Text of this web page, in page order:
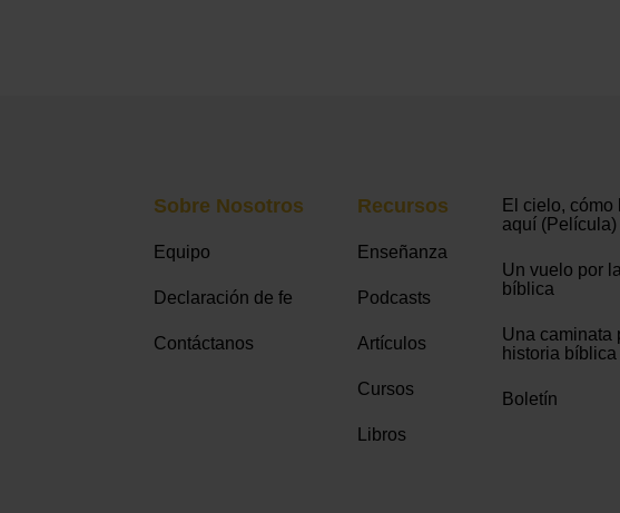
Sobre Nosotros
Equipo
Declaración de fe
Contáctanos
Recursos
Enseñanza
Podcasts
Artículos
Cursos
Libros
El cielo, cómo
aquí (Película)
Un vuelo por
bíblica
Una caminata
historia bíblica
Boletín